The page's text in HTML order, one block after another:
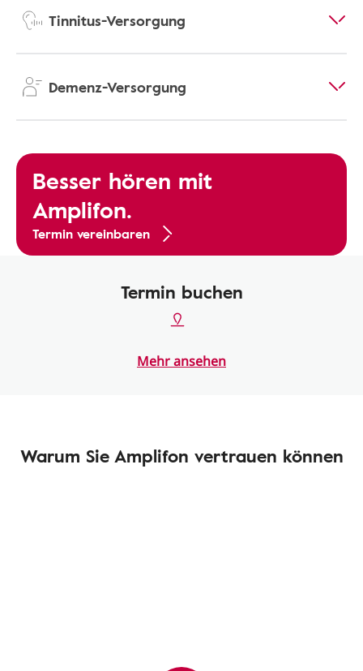
Tinnitus-Versorgung
Demenz-Versorgung
Besser hören mit
Amplifon.
Termin vereinbaren
Termin buchen
Mehr ansehen
Warum Sie Amplifon vertrauen können